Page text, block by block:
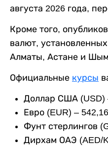
августа 2026 года,
Кроме того,
валют,
Алматы, Астане и
Официальные курсы
Доллар США (USD)
Евро (EUR) –
Фунт стерлингов
Дирхам ОАЭ (AED/